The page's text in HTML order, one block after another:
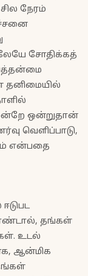
நேரம்
சோதிக்கத்
தனிமையில்
ஒன்றுதான்
வெளிப்பாடு,
என்பதை
தங்கள்
உடல்
ஆன்மிக